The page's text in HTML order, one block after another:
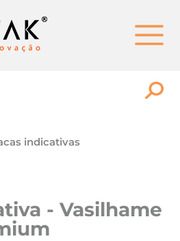
indicativas
- Vasilhame